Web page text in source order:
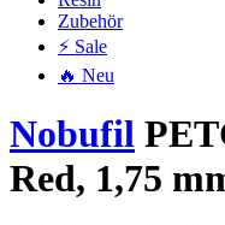
Zubehör
⚡ Sale
🔥 Neu
Nobufil
Red, 1,75